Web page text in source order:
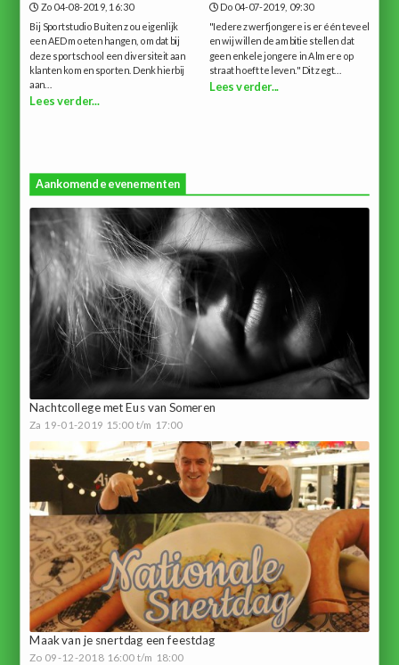
Zo 04-08-2019, 16:30
Bij Sportstudio Buiten zou eigenlijk
een AED moeten hangen, omdat bij
deze sportschool een diversiteit aan
klanten komen sporten. Denk hierbij
aan...
Lees verder...
Do 04-07-2019, 09:30
"Iedere zwerfjongere is er één teveel
en wij willen de ambitie stellen dat
geen enkele jongere in Almere op
straat hoeft te leven." Dit zegt...
Lees verder...
Aankomende evenementen
Nachtcollege met Eus van Someren
Za 19-01-2019 15:00 t/m 17:00
Maak van je snertdag een feestdag
Zo 09-12-2018 16:00 t/m 18:00